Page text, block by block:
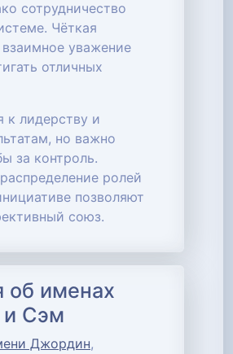
сотрудничество
Чёткая
уважение
отличных
к лидерству и
но важно
за контроль.
ролей
позволяют
союз.
об именах
Сэм
Джордин,